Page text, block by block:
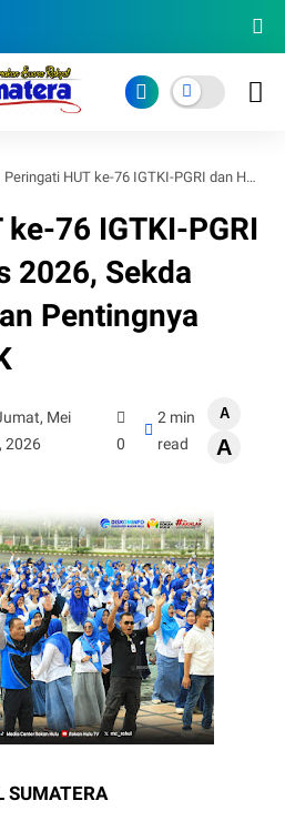
Peringati HUT ke-76 IGTKI-PGRI dan Hardiknas 2026, Sekda Rohul Tekankan Pentingnya Peran Guru TK
76 IGTKI-PGRI
2026, Sekda
Pentingnya
Mei
2026
0
2 min
read
A
A
SUMATERA